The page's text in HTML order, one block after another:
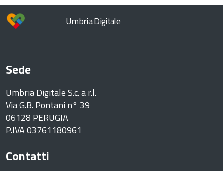
Umbria Digitale
Sede
Umbria Digitale S.c. a r.l.
Via G.B. Pontani n° 39
06128 PERUGIA
P.IVA 03761180961
Contatti